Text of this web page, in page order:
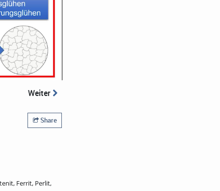
Weiter
Share
Ferrit, Perlit,